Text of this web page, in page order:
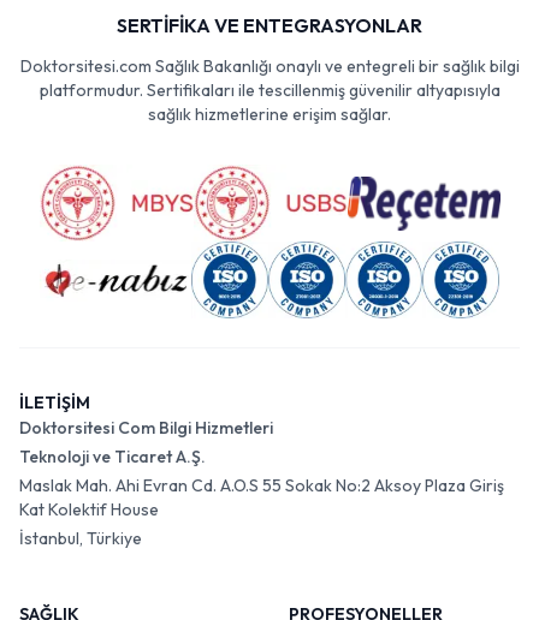
SERTİFİKA VE ENTEGRASYONLAR
Doktorsitesi.com Sağlık Bakanlığı onaylı ve entegreli bir sağlık bilgi
platformudur. Sertifikaları ile tescillenmiş güvenilir altyapısıyla
sağlık hizmetlerine erişim sağlar.
İLETİŞİM
Doktorsitesi Com Bilgi Hizmetleri
Teknoloji ve Ticaret A.Ş.
Maslak Mah. Ahi Evran Cd. A.O.S 55 Sokak No:2 Aksoy Plaza Giriş
Kat Kolektif House
İstanbul, Türkiye
SAĞLIK
PROFESYONELLER